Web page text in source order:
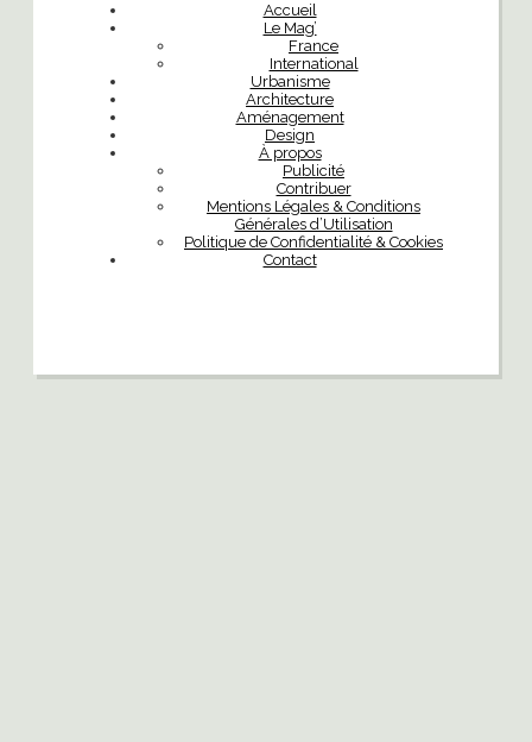
Accueil
Le Mag’
France
International
Urbanisme
Architecture
Aménagement
Design
À propos
Publicité
Contribuer
Mentions Légales & Conditions
Générales d’Utilisation
Politique de Confidentialité & Cookies
Contact